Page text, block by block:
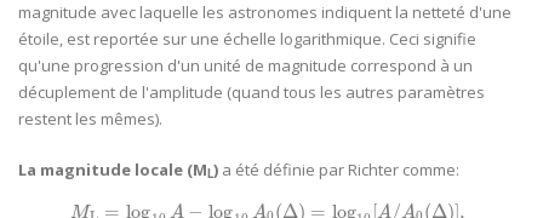
magnitude avec laquelle les astronomes indiquent la netteté d'une
étoile, est reportée sur une échelle logarithmique. Ceci signifie
qu'une progression d'un unité de magnitude correspond à un
décuplement de l'amplitude (quand tous les autres paramètres
restent les mêmes).
La magnitude locale (M L) a été définie par Richter comme:
M = log A − log A (Δ) = log [A/A (Δ)],
ML=log10A−log10A0(Δ)=log10[A/A 0(Δ)],